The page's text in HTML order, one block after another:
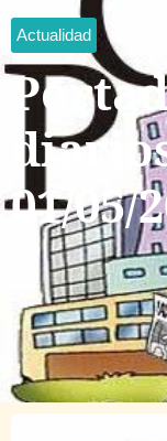
Actualidad
01/05/